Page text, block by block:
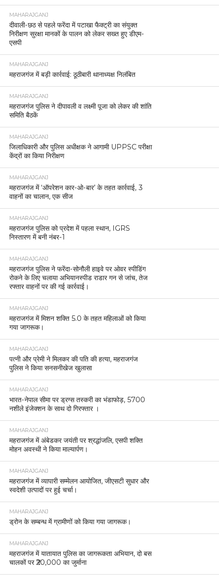
MAHARAJGANJ
दीवाली-छठ से पहले फरेंदा में पटाखा फैक्ट्री का संयुक्त
निरीक्षण सुरक्षा मानकों के पालन को लेकर सख्त हुए डीएम-
एसपी
MAHARAJGANJ
महराजगंज में बड़ी कार्रवाई: ठूठीबारी थानाध्यक्ष निलंबित
MAHARAJGANJ
महराजगंज पुलिस ने दीपावली व लक्ष्मी पूजा को लेकर की शांति
समिति बैठकें
MAHARAJGANJ
जिलाधिकारी और पुलिस अधीक्षक ने आगामी UPPSC परीक्षा
केंद्रों का किया निरीक्षण
MAHARAJGANJ
महराजगंज में ‘ऑपरेशन कार-ओ-बार’ के तहत कार्रवाई, 3
वाहनों का चालान, एक सीज
MAHARAJGANJ
महराजगंज पुलिस को प्रदेश में पहला स्थान, IGRS
निस्तारण में बनी नंबर-1
MAHARAJGANJ
महराजगंज पुलिस ने फरेंदा-सोनौली हाइवे पर ओवर स्पीडिंग
रोकने के लिए चलाया अभियानस्पीड राडार गन से जांच, तेज
रफ्तार वाहनों पर की गई कार्रवाई।
MAHARAJGANJ
महराजगंज में मिशन शक्ति 5.0 के तहत महिलाओं को किया
गया जागरूक।
MAHARAJGANJ
पत्नी और प्रेमी ने मिलकर की पति की हत्या, महराजगंज
पुलिस ने किया सनसनीखेज खुलासा
MAHARAJGANJ
भारत-नेपाल सीमा पर ड्रग्स तस्करी का भंडाफोड़, 5700
नशीले इंजेक्शन के साथ दो गिरफ्तार ।
MAHARAJGANJ
महराजगंज में अंबेडकर जयंती पर श्रद्धांजलि, एसपी शक्ति
मोहन अवस्थी ने किया माल्यार्पण।
MAHARAJGANJ
महराजगंज में व्यापारी सम्मेलन आयोजित, जीएसटी सुधार और
स्वदेशी उत्पादों पर हुई चर्चा।
MAHARAJGANJ
ड्रोन के सम्बन्ध में ग्रामीणों को किया गया जागरूक।
MAHARAJGANJ
महराजगंज में यातायात पुलिस का जागरूकता अभियान, दो बस
चालकों पर ₹20,000 का जुर्माना